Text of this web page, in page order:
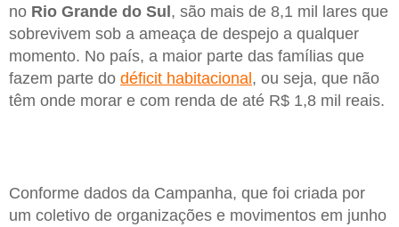
no Rio Grande do Sul , são mais de 8,1 mil lares que
sobrevivem sob a ameaça de despejo a qualquer
momento. No país, a maior parte das famílias que
fazem parte do déficit habitacional , ou seja, que não
têm onde morar e com renda de até R$ 1,8 mil reais.
Conforme dados da Campanha, que foi criada por
um coletivo de organizações e movimentos em junho